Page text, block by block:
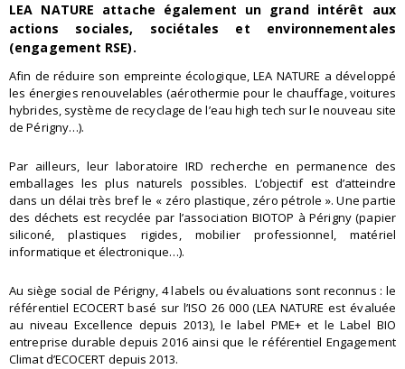
LEA NATURE attache également un grand intérêt aux
actions sociales, sociétales et environnementales
(engagement RSE).
Afin de réduire son empreinte écologique, LEA NATURE a développé
les énergies renouvelables (aérothermie pour le chauffage, voitures
hybrides, système de recyclage de l’eauhigh tech sur le nouveau site
de Périgny…).
Par ailleurs, leur laboratoire IRD recherche en permanence des
emballages les plus naturels possibles. L’objectif est d’atteindre
dans un délai très bref le « zéro plastique, zéro pétrole ».Une partie
des déchets est recyclée par l’association BIOTOP à Périgny (papier
siliconé, plastiques rigides, mobilier professionnel, matériel
informatique et électronique…).
Au siège social de Périgny, 4 labels ou évaluations sont reconnus : le
référentiel ECOCERT basé sur l’ISO 26 000 (LEA NATURE est évaluée
au niveau Excellence depuis 2013), le label PME+ et le Label BIO
entreprise durable depuis 2016 ainsi que le référentiel Engagement
Climat d’ECOCERT depuis 2013.